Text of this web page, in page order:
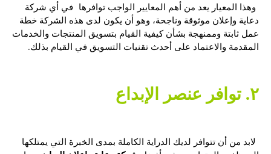
وهذا المعيار يعد من أهم المعايير الواجب توافرها في أي شركة
دعاية وإعلان موثوقة وناجحة، وهو أن يكون لدى هذه الشركة خطة
عمل ثابتة وممنهجة بشأن كيفية القيام بتسويق المنتجات والخدمات
المقدمة والاعتماد على أحدث تقنيات التسويق في القيام بذلك.
لابد من أن تتوافر لديك الدراية الكاملة بمدى الخبرة التي يمتلكها